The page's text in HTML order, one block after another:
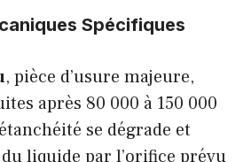
Spécifiques
, pièce d’usure majeure,
après 80 000 à 150 000
se dégrade et
liquide par l’orifice prévu